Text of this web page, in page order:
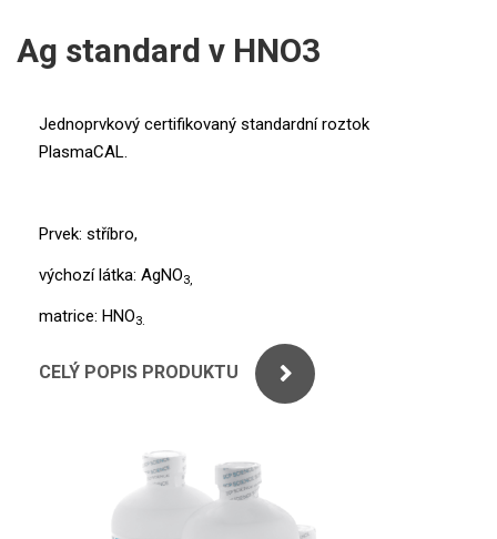
PERKINELMER
THERMO ELECTRON (UNICAM)
STANDARDY
PERKINELMER
XRF
UV-VIS FLUO
Příprava vzorků
Ag standard v HNO3
Jednoprvkový certifikovaný standardní roztok
PlasmaCAL.
Prvek: stříbro,
výchozí látka: AgNO3,
matrice: HNO3.
CELÝ POPIS PRODUKTU